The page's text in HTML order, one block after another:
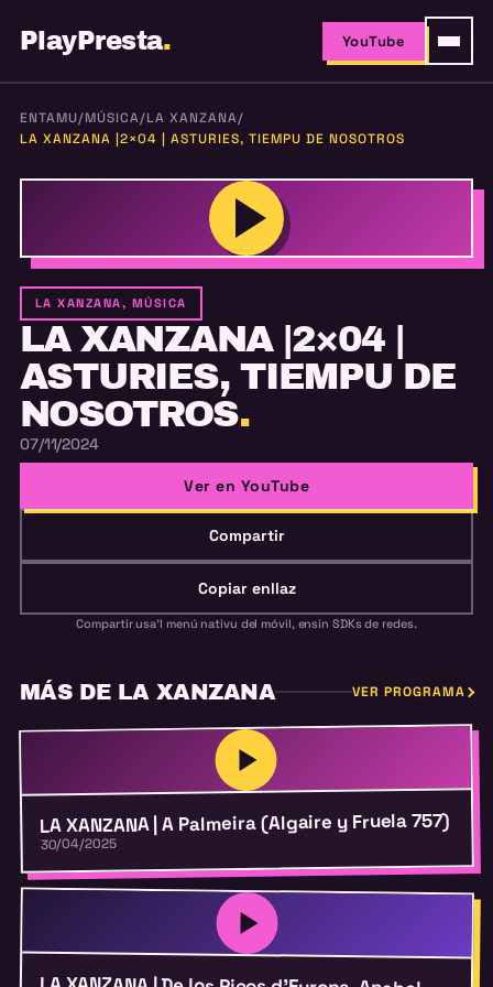
PlayPresta. YouTube
ENTAMU/MÚSICA/LA XANZANA/
LA XANZANA |2×04 | ASTURIES, TIEMPU DE NOSOTROS
LA XANZANA, MÚSICA
LA XANZANA |2×04 |
ASTURIES, TIEMPU DE
NOSOTROS.
07/11/2024
Ver en YouTube
Compartir
Copiar enllaz
Compartir usa'l menú nativu del móvil, ensin SDKs de redes.
MÁS DE LA XANZANA VER PROGRAMA
LA XANZANA | A Palmeira (Algaire y Fruela 757)
30/04/2025